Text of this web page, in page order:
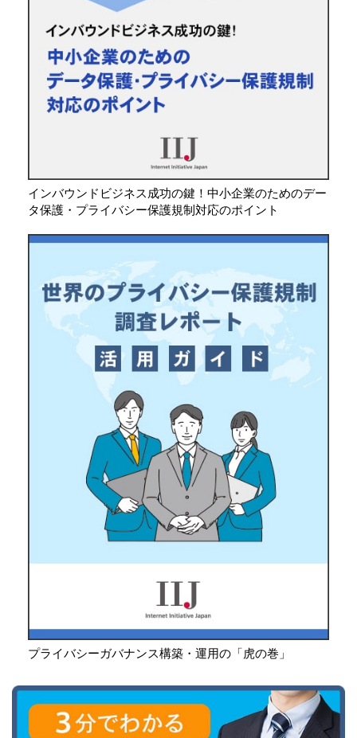
インバウンドビジネス成功の鍵！中小企業のためのデー
タ保護・プライバシー保護規制対応のポイント
プライバシーガバナンス構築・運用の「虎の巻」